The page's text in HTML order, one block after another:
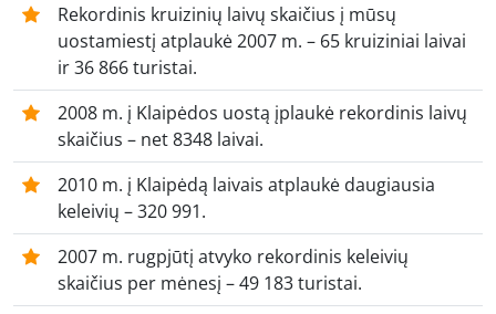
Rekordinis kruizinių laivų skaičius į mūsų
uostamiestį atplaukė 2007 m. – 65 kruiziniai laivai
ir 36 866 turistai.
2008 m. į Klaipėdos uostą įplaukė rekordinis laivų
skaičius – net 8348 laivai.
2010 m. į Klaipėdą laivais atplaukė daugiausia
keleivių – 320 991.
2007 m. rugpjūtį atvyko rekordinis keleivių
skaičius per mėnesį – 49 183 turistai.